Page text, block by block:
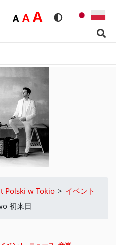
Rozmiar
ADomyślna
AŚrednia
ADużaWersja
Polski w Tokio > イベント
初来日